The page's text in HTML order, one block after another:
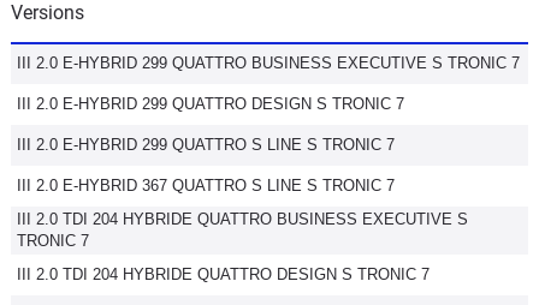
Utilitaires
Flottes
Auto
Services
Versions
III 2.0 E-HYBRID 299 QUATTRO BUSINESS EXECUTIVE S TRONIC 7
III 2.0 E-HYBRID 299 QUATTRO DESIGN S TRONIC 7
III 2.0 E-HYBRID 299 QUATTRO S LINE S TRONIC 7
III 2.0 E-HYBRID 367 QUATTRO S LINE S TRONIC 7
III 2.0 TDI 204 HYBRIDE QUATTRO BUSINESS EXECUTIVE S
TRONIC 7
III 2.0 TDI 204 HYBRIDE QUATTRO DESIGN S TRONIC 7